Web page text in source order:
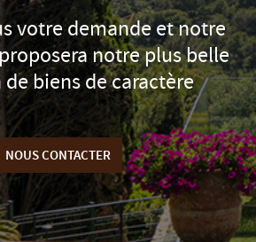
votre demande et notre
notre plus belle
biens de caractère
NOUS CONTACTER